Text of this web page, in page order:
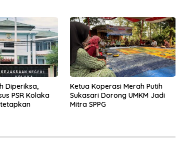
Diperiksa,
PSR Kolaka
Ketua Koperasi Merah Putih
Sukasari Dorong UMKM Jadi
Mitra SPPG